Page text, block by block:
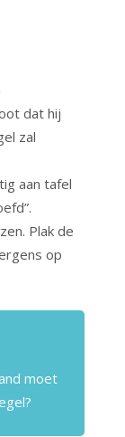
dat hij
zal
aan tafel
Plak de
op
moet